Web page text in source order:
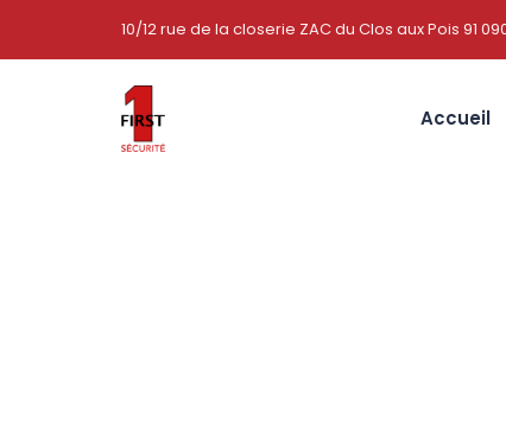
10/12 rue de la closerie ZAC du Clos aux Pois 91 090
Accueil